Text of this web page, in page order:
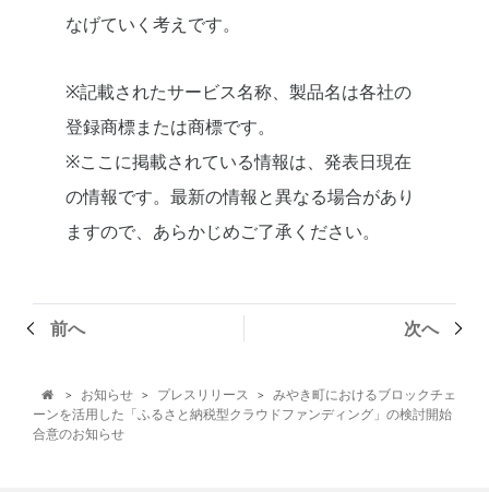
なげていく考えです。
※記載されたサービス名称、製品名は各社の
登録商標または商標です。
※ここに掲載されている情報は、発表日現在
の情報です。最新の情報と異なる場合があり
ますので、あらかじめご了承ください。
前へ 次へ
 > お知らせ > プレスリリース > みやき町におけるブロックチェ
ーンを活用した「ふるさと納税型クラウドファンディング」の検討開始
合意のお知らせ